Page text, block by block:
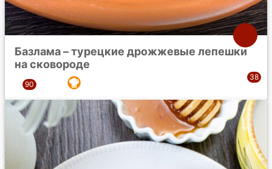
Базлама – турецкие дрожжевые лепешки
на сковороде